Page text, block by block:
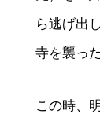
ら逃げ出
寺を襲っ
この時、